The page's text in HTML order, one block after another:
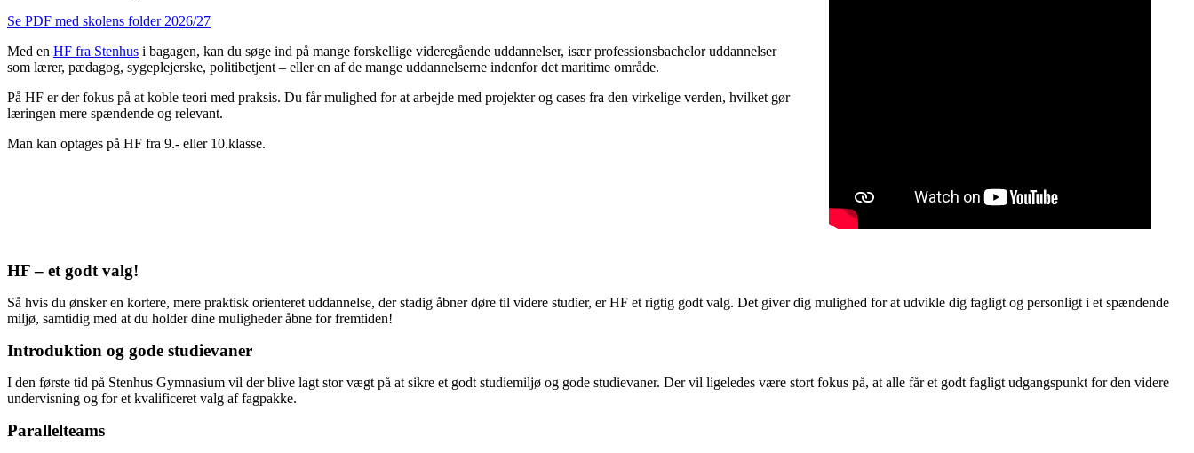
Se PDF med skolens folder 2026/27
Med en HF fra Stenhus i bagagen, kan du søge ind på mange forskellige videregående uddannelser, især professionsbachelor uddannelser
som lærer, pædagog, sygeplejerske, politibetjent – eller en af de mange uddannelserne indenfor det maritime område.
På HF er der fokus på at koble teori med praksis. Du får mulighed for at arbejde med projekter og cases fra den virkelige verden, hvilket gør
læringen mere spændende og relevant.
Man kan optages på HF fra 9.- eller 10.klasse.
HF – et godt valg!
Så hvis du ønsker en kortere, mere praktisk orienteret uddannelse, der stadig åbner døre til videre studier, er HF et rigtig godt valg. Det giver dig mulighed for at udvikle dig fagligt og personligt i et spændende
miljø, samtidig med at du holder dine muligheder åbne for fremtiden!
Introduktion og gode studievaner
I den første tid på Stenhus Gymnasium vil der blive lagt stor vægt på at sikre et godt studiemiljø og gode studievaner. Der vil ligeledes være stort fokus på, at alle får et godt fagligt udgangspunkt for den videre
undervisning og for et kvalificeret valg af fagpakke.
Parallelteams